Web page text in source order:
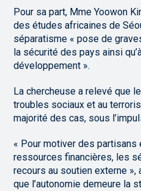
Pour sa part, Mme Yoowon
des études africaines de
séparatisme « pose de
la sécurité des pays ainsi
développement ».
La chercheuse a relevé que
troubles sociaux et au
majorité des cas, sous
« Pour motiver des
ressources financières, les
recours au soutien externe
que l’autonomie demeure la